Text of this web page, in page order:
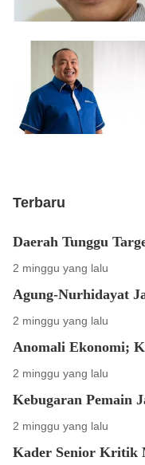
Terbaru
Daerah Tunggu
2 minggu yang lalu
Agung-Nurhidayat
2 minggu yang lalu
Anomali Ekonomi;
2 minggu yang lalu
Kebugaran Pemain
2 minggu yang lalu
Kader Senior Kritik